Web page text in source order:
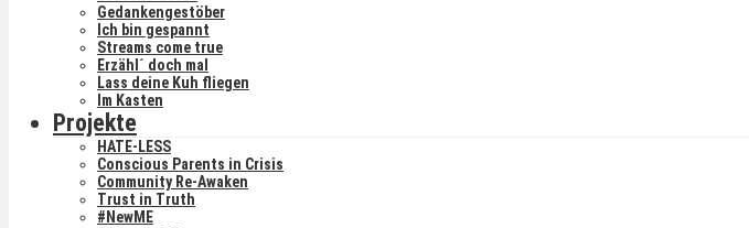
Gedankengestöber
Ich bin gespannt
Streams come true
Erzähl´ doch mal
Lass deine Kuh fliegen
Im Kasten
Projekte
HATE-LESS
Conscious Parents in Crisis
Community Re-Awaken
Trust in Truth
#NewME